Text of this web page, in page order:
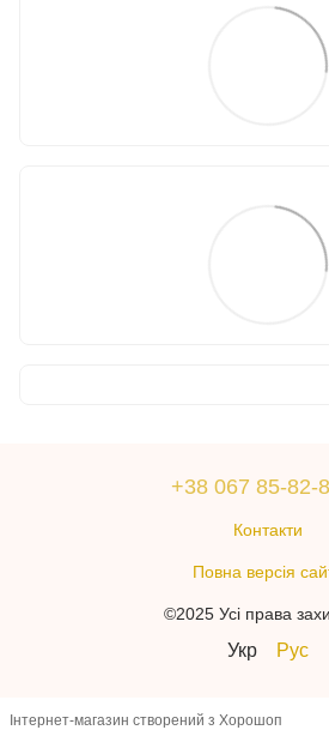
+38 067 85-82-
Контакти
Повна версія
©2025 Усі права
Укр Рус
Інтернет-магазин створений з Хорошоп